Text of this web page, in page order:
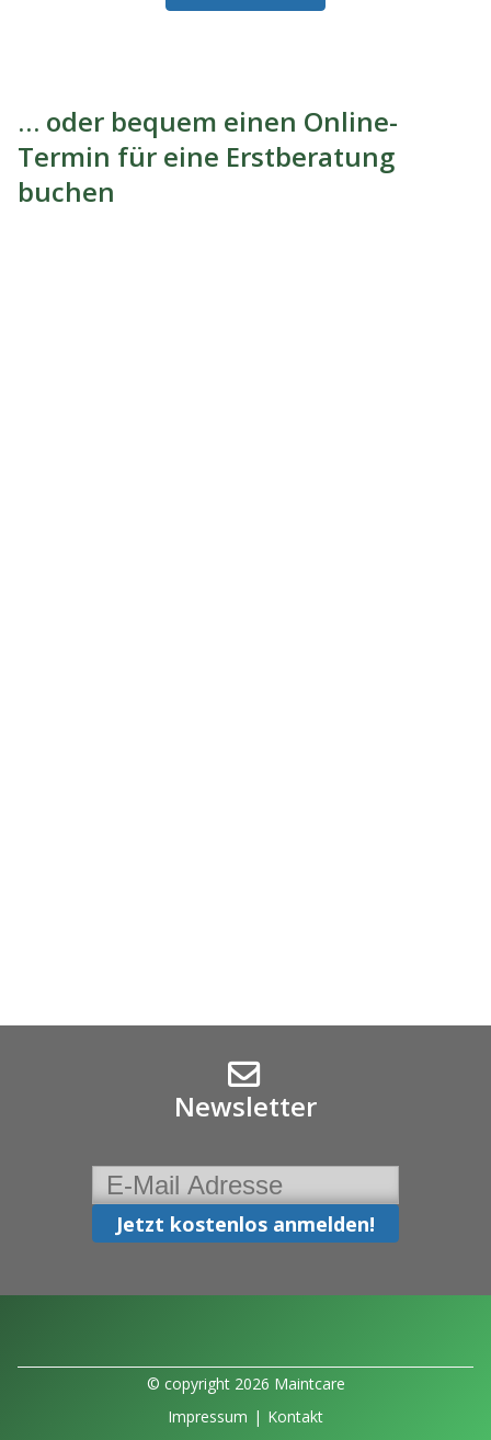
… oder bequem einen Online-
Termin für eine Erstberatung
buchen
Newsletter
© copyright 2026 Maintcare
Impressum | Kontakt